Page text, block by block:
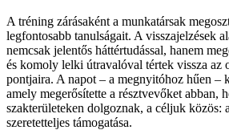
A tréning zárásaként a munkatársak
legfontosabb tanulságait. A visszajelzések
nemcsak jelentős háttértudással, hanem
és komoly lelki útravalóval tértek vissza az
pontjaira. A napot – a megnyitóhoz hűen –
amely megerősítette a résztvevőket abban,
szakterületeken dolgoznak, a céljuk közös:
szeretetteljes támogatása.